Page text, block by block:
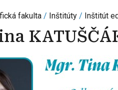
fakulta Inštitúty Inštitút